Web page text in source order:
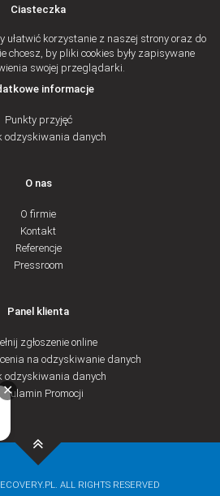
Ciasteczka
ułatwić korzystanie z naszej strony oraz do
chcesz, by pliki cookies były zapisywane
swojej przeglądarki.
informacje
Punkty przyjęć
odzyskiwania danych
O nas
O firmie
Kontakt
Referencje
Pressroom
Panel klienta
zgłoszenie online
na odzyskiwanie danych
odzyskiwania danych
Promocji
ALL RIGHTS RESERVED
✕